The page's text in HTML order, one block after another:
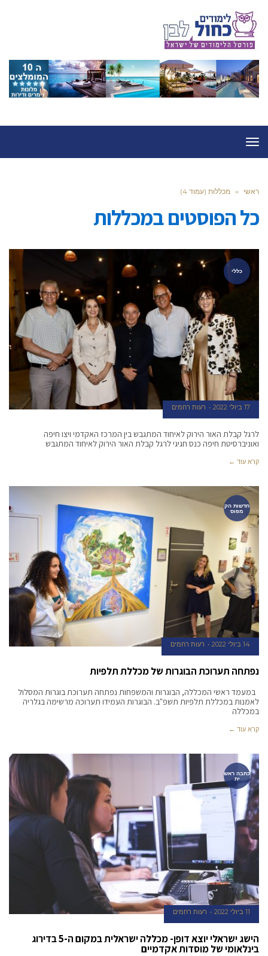
תפריט
ראשי » מכללות (עמוד 4)
כל הפוסטים במכללות
כללי
17 ביולי 2022 רעות רחמים
לרגל קבלת האור הירוק לאיחוד המתגבש בין המרכז האקדמי ויצו חיפה
ואוניברסיטת חיפה כנס חגיגי לרגל קבלת האור הירוק לאיחוד המתגבש
קרא עוד ←
חדשות הק
מפוס
14 ביולי 2022 רעות רחמים
נפתחה תערוכת הבוגרות של מכללת תלפיות
במעמד ראשי המכללה, הבוגרות והמשפחות נפתחה תערוכת בוגרות המסלול
לאמנות במכללת תלפיות תשפ"ב. הבוגרות העמידו תערוכה מרשימה בגלריה
במכללה
קרא עוד ←
כתבה ראש
ית
11 ביולי 2022 רעות רחמים
הישג ישראלי יוצא דופן- מכללה ישראלית במקום ה-5 בדירוג
בינלאומי של מוסדות אקדמיים